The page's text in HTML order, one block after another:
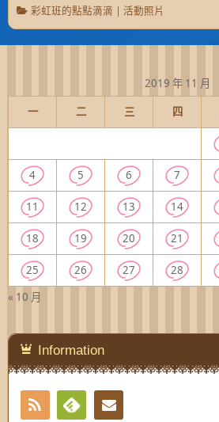
彩虹班的點點滴滴 | 活動照片
2019 年 11 月
一
二 三 四
« 10 月
4 5 6 7
11 12 13 14
18 19 20 21
25 26 27 28
Information
RSS